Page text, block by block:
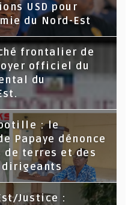
USD pour
du Nord-Est
frontalier de
officiel du
du
: le
Papaye dénonce
terres et des
dirigeants
Justice :